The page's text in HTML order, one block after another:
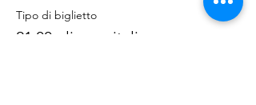
Tipo di biglietto
21.00 - lingua italiana